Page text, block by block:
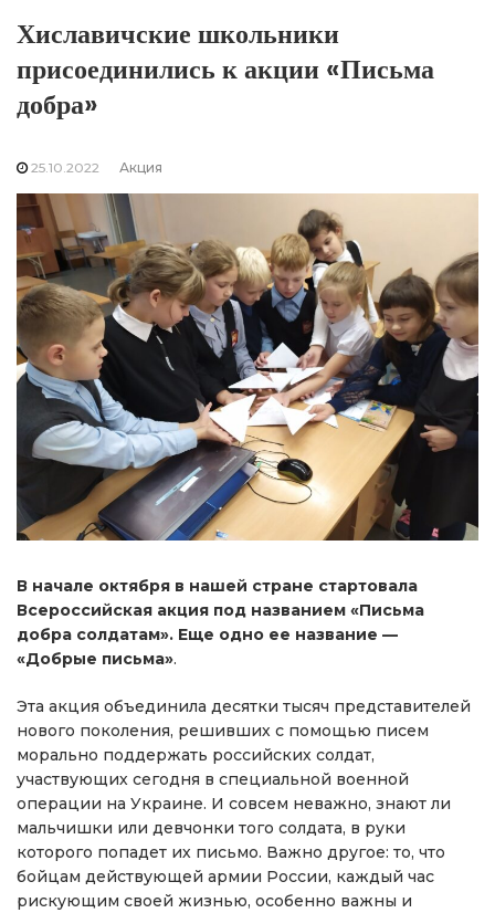
Хиславичские школьники
присоединились к акции «Письма
добра»
25.10.2022 Акция
В начале октября в нашей стране стартовала
Всероссийская акция под названием «Письма
добра солдатам». Еще одно ее название —
«Добрые письма».
Эта акция объединила десятки тысяч представителей
нового поколения, решивших с помощью писем
морально поддержать российских солдат,
участвующих сегодня в специальной военной
операции на Украине. И совсем неважно, знают ли
мальчишки или девчонки того солдата, в руки
которого попадет их письмо. Важно другое: то, что
бойцам действующей армии России, каждый час
рискующим своей жизнью, особенно важны и